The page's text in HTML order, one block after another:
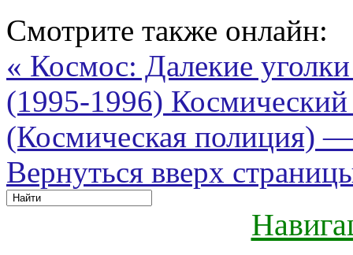
Смотрите также онлайн:
« Космос: Далекие
(1995-1996) Космический
(Космическая полиция)
Вернуться вверх